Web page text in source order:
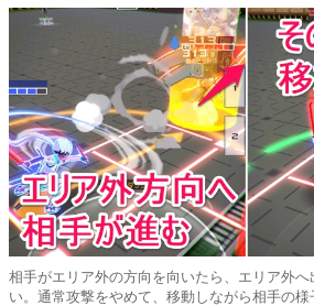
相手がエリア外の方向を向いたら、エリア外
い。通常攻撃をやめて、移動しながら相手の様